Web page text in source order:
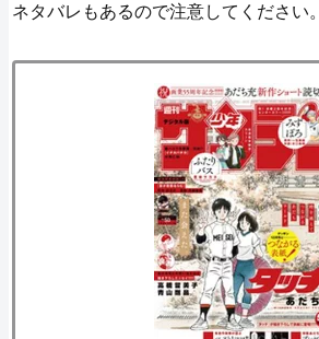
ネタバレもあるので注意してください。